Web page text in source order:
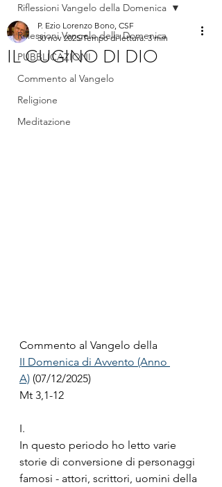
Riflessioni Vangelo della Domenica
PUBBLICAZIONI
Commento al Vangelo
Religione
Meditazione
Riflessioni Vangelo della Domenica
IL CUGINO DI DIO
P. Ezio Lorenzo Bono, CSF
30 nov 2025 Tempo di lettura: 3 min
Commento al Vangelo della
II Domenica di Avvento (Anno
A) (07/12/2025)
Mt 3,1-12
I.
In questo periodo ho letto varie
storie di conversione di personaggi
famosi - attori, scrittori, uomini della